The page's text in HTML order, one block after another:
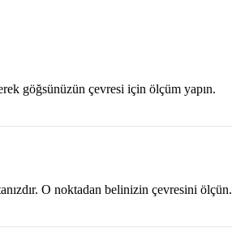
göğsünüzün çevresi için ölçüm yapın.
O noktadan belinizin çevresini ölçün.